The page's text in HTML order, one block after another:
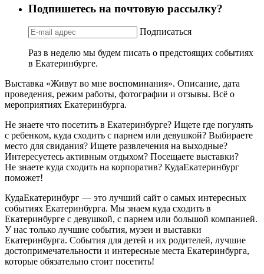
Подпишетесь на почтовую рассылку?
Подписаться
Раз в неделю мы будем писать о предстоящих событиях
в Екатеринбурге.
Выставка «Живут во мне воспоминания». Описание, дата
проведения, режим работы, фотографии и отзывы. Всё о
мероприятиях Екатеринбурга.
Не знаете что посетить в Екатеринбурге? Ищете где погулять
с ребенком, куда сходить с парнем или девушкой? Выбираете
место для свидания? Ищете развлечения на выходные?
Интересуетесь активным отдыхом? Посещаете выставки?
Не знаете куда сходить на корпоратив? КудаЕкатеринбург
поможет!
КудаЕкатеринбург — это лучший сайт о самых интересных
событиях Екатеринбурга. Мы знаем куда сходить в
Екатеринбурге с девушкой, с парнем или большой компанией.
У нас только лучшие события, музеи и выставки
Екатеринбурга. События для детей и их родителей, лучшие
достопримечательности и интересные места Екатеринбурга,
которые обязательно стоит посетить!